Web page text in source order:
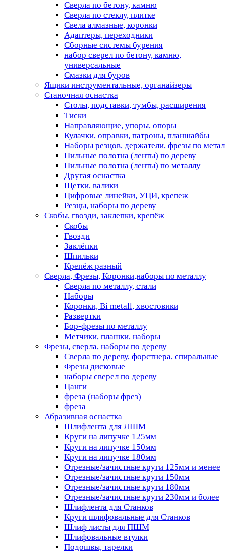
Сверла по бетону, камню
Сверла по стеклу, плитке
Свела алмазные, коронки
Адаптеры, переходники
Сборные системы бурения
набор сверел по бетону, камню,
универсальные
Смазки для буров
Ящики инструментальные, органайзеры
Станочная оснастка
Столы, подставки, тумбы, расширения
Тиски
Направляющие, упоры, опоры
Кулачки, оправки, патроны, планшайбы
Наборы резцов, держатели, фрезы по
Пильные полотна (ленты) по дереву
Пильные полотна (ленты) по металлу
Другая оснастка
Щетки, валики
Цифровые линейки, УЦИ, крепеж
Резцы, наборы по дереву
Скобы, гвозди, заклепки, крепёж
Скобы
Гвозди
Заклёпки
Шпильки
Крепёж разный
Сверла, Фрезы, Коронки,наборы по металлу
Сверла по металлу, стали
Наборы
Коронки, Bi metall, хвостовики
Развертки
Бор-фрезы по металлу
Метчики, плашки, наборы
Фрезы, сверла, наборы по дереву
Сверла по дереву, форстнера, спиральные
Фрезы дисковые
наборы сверел по дереву
Цанги
фреза (наборы фрез)
фреза
Абразивная оснастка
Шлифлента для ЛШМ
Круги на липучке 125мм
Круги на липучке 150мм
Круги на липучке 180мм
Отрезные/зачистные круги 125мм и менее
Отрезные/зачистные круги 150мм
Отрезные/зачистные круги 180мм
Отрезные/зачистные круги 230мм и более
Шлифлента для Станков
Круги шлифовальные для Станков
Шлиф листы для ПШМ
Шлифовальные втулки
Подошвы, тарелки